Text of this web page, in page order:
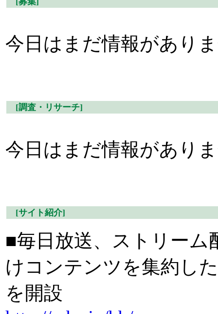
今日はまだ情報があり
[調査・リサーチ]
今日はまだ情報があり
[サイト紹介]
■毎日放送、ストリー
けコンテンツを集約し
を開設